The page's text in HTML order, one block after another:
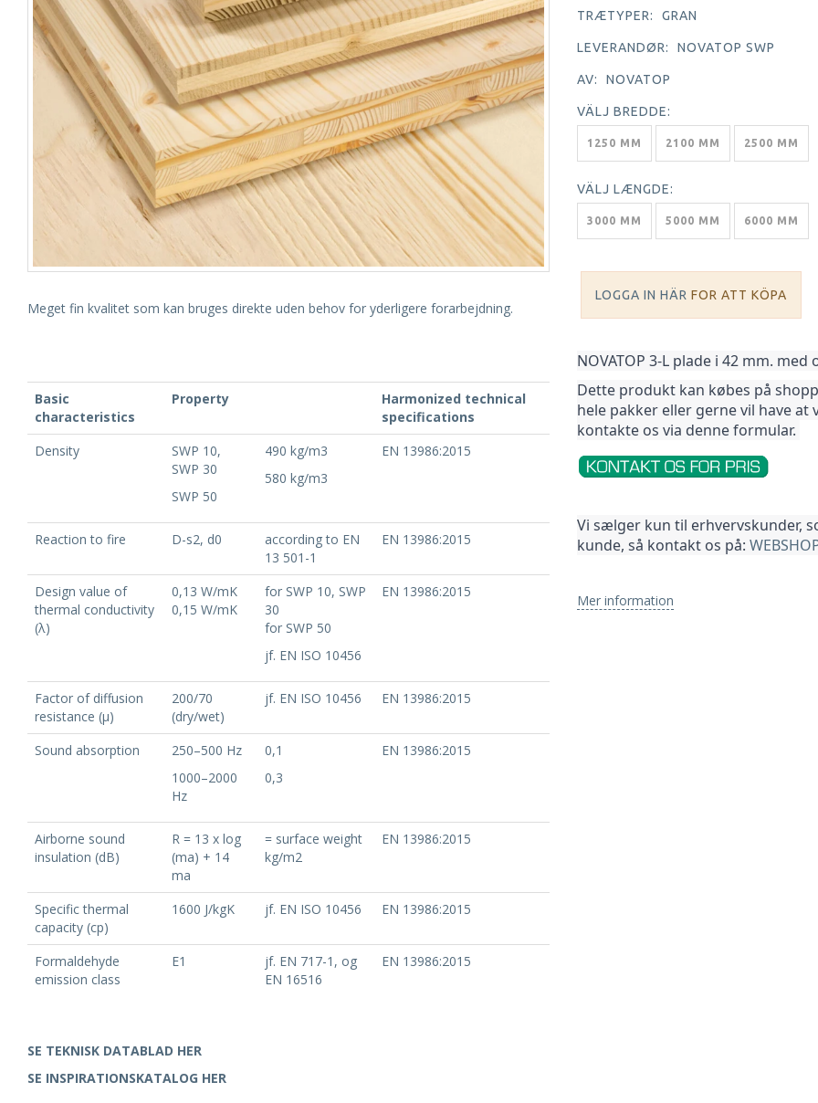
Meget fin kvalitet som kan bruges direkte uden behov for yderligere forarbejdning.
Basic
characteristics
Property
Harmonized technical
specifications
Density
SWP 10,
SWP 30
SWP 50
490 kg/m3
580 kg/m3
EN 13986:2015
Reaction to fire D-s2, d0
according to EN
13 501-1
EN 13986:2015
Design value of
thermal conductivity
(λ)
0,13 W/mK
0,15 W/mK
for SWP 10, SWP
30
for SWP 50
jf. EN ISO 10456
EN 13986:2015
Factor of diffusion
resistance (μ)
200/70
(dry/wet)
jf. EN ISO 10456 EN 13986:2015
Sound absorption
250–500 Hz
1000–2000
Hz
0,1
0,3
EN 13986:2015
Airborne sound
insulation (dB)
R = 13 x log
(ma) + 14
ma
= surface weight
kg/m2
EN 13986:2015
Specific thermal
capacity (cp)
1600 J/kgK jf. EN ISO 10456 EN 13986:2015
Formaldehyde
emission class
E1
jf. EN 717-1, og
EN 16516
EN 13986:2015
SE TEKNISK DATABLAD HER
SE INSPIRATIONSKATALOG HER
TRÆTYPER: GRAN
LEVERANDØR: NOVATOP SWP
AV: NOVATOP
VÄLJ BREDDE:
1250 MM 2100 MM 2500 MM
VÄLJ LÆNGDE:
3000 MM 5000 MM 6000 MM
LOGGA IN HÄRFOR ATT KÖPA
NOVATOP 3-L plade i 42 mm.
Dette produkt kan købes på
hele pakker eller gerne vil have at
kontakte os via denne formular.
Vi sælger kun til erhvervskunder,
kunde, så kontakt os på:
Mer information